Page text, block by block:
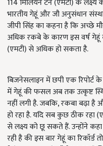
114 मिलियन टन (एमटी) के
भारतीय गेहूं और जौ अनुसंधान
जीपी सिंह का कहना है कि
अधिक रकबे के कारण इस वर्ष गेहूं
(एमटी) से अधिक हो सकता है.
बिजनेसलाइन में छपी एक रिपोर्ट
में गेहूं की फसल अब तक उत्कृष्ट
नहीं लगी है. जबकि, रकबा बढ़ा
हो रहा है. यदि सब कुछ ठीक
से लक्ष्य को छू सकते हैं. उन्होंने
रही है की इस बार गेहूं का रिकॉर्ड